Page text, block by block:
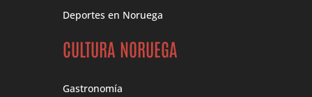
Deportes en Noruega
CULTURA NORUEGA
Gastronomía